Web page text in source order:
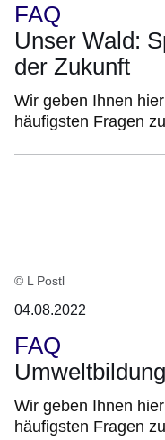
FAQ
Unser Wald:
der Zukunft
Wir geben Ihnen
häufigsten Fragen
© L Postl
04.08.2022
FAQ
Umweltbildung
Wir geben Ihnen
häufigsten Fragen